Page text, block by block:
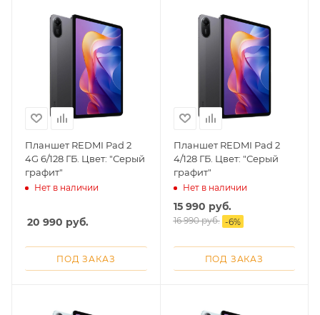
Планшет REDMI Pad 2
4G 6/128 ГБ. Цвет: "Серый
графит"
Нет в наличии
20 990 руб.
ПОД ЗАКАЗ
Планшет REDMI Pad 2
4/128 ГБ. Цвет: "Серый
графит"
Нет в наличии
15 990 руб.
16 990руб. -6%
ПОД ЗАКАЗ